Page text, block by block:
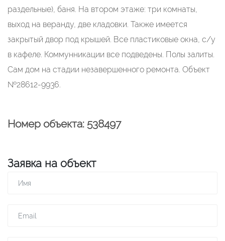
раздельные), баня. На втором этаже: три комнаты,
выход на веранду, две кладовки. Также имеется
закрытый двор под крышей. Все пластиковые окна, с/у
в кафеле. Коммунникации все подведены. Полы залиты.
Сам дом на стадии незавершенного ремонта. Объект
№28612-9936.
Номер объекта: 538497
Заявка на объект